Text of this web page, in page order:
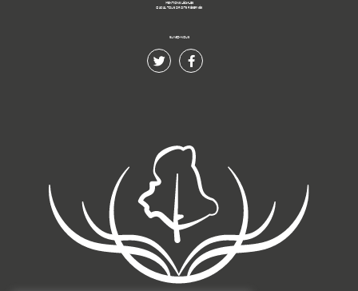
MENTIONS LÉGALES
© 2021 TOUS DROITS RÉSERVÉS.
SUIVEZ-NOUS